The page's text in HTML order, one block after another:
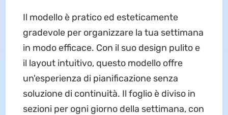
Il modello è pratico ed esteticamente
gradevole per organizzare la tua settimana
in modo efficace. Con il suo design pulito e
il layout intuitivo, questo modello offre
un'esperienza di pianificazione senza
soluzione di continuità. Il foglio è diviso in
sezioni per ogni giorno della settimana, con